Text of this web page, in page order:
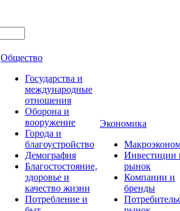
Общество
Государства и
международные
отношения
Оборона и
вооружение
Города и
благоустройство
Демография
Благостостояние,
здоровье и
качество жизни
Потребление и
Экономика
Инвестиции
рынок
Компании и
бренды